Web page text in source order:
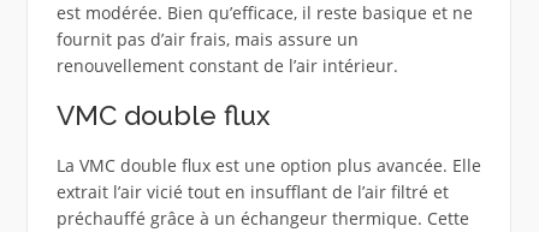
est modérée. Bien qu’efficace, il reste basique et ne
fournit pas d’air frais, mais assure un
renouvellement constant de l’air intérieur.
VMC double flux
La VMC double flux est une option plus avancée. Elle
extrait l’air vicié tout en insufflant de l’air filtré et
préchauffé grâce à un échangeur thermique. Cette